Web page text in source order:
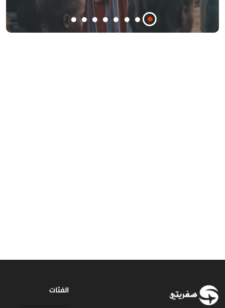
الفئات